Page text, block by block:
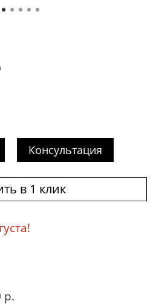
Консультация
в 1 клик
р.